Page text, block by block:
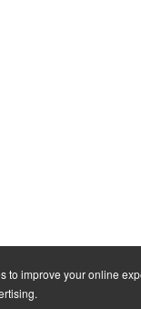
to improve your online